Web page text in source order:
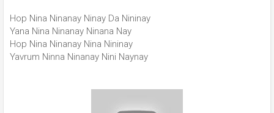
Hop Nina Ninanay Ninay Da Nininay
Yana Nina Ninanay Ninana Nay
Hop Nina Ninanay Nina Nininay
Yavrum Ninna Ninanay Nini Naynay